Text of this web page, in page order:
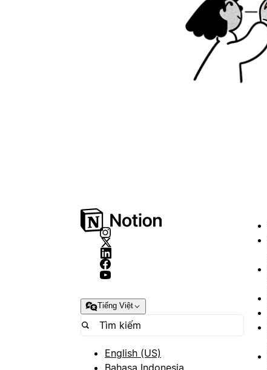
Tiếng Việt
English (US)
Bahasa Indonesia